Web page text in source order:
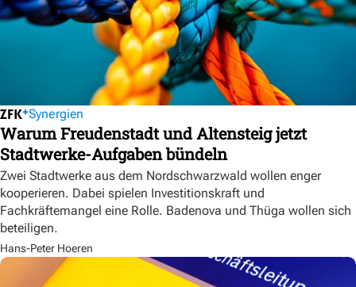
Synergien
Warum Freudenstadt und Altensteig jetzt
Stadtwerke-Aufgaben bündeln
Zwei Stadtwerke aus dem Nordschwarzwald wollen enger
kooperieren. Dabei spielen Investitionskraft und
Fachkräftemangel eine Rolle. Badenova und Thüga wollen sich
beteiligen.
Hans-Peter Hoeren